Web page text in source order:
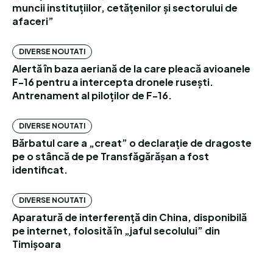
muncii instituțiilor, cetățenilor și sectorului de
afaceri”
DIVERSE NOUTATI
Alertă în baza aeriană de la care pleacă avioanele
F-16 pentru a intercepta dronele rusești.
Antrenament al piloților de F-16.
DIVERSE NOUTATI
Bărbatul care a „creat” o declarație de dragoste
pe o stâncă de pe Transfăgărășan a fost
identificat.
DIVERSE NOUTATI
Aparatură de interferență din China, disponibilă
pe internet, folosită în „jaful secolului” din
Timișoara